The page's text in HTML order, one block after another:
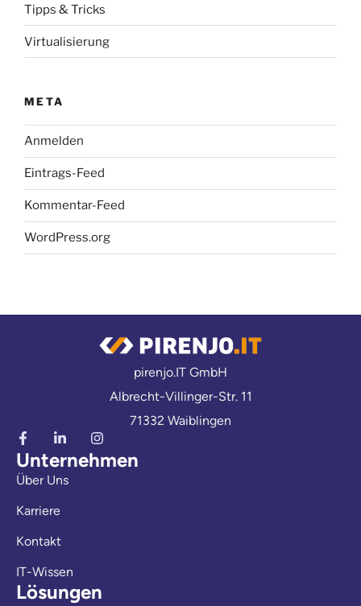
Tipps & Tricks
Virtualisierung
META
Anmelden
Eintrags-Feed
Kommentar-Feed
WordPress.org
pirenjo.IT GmbH
Albrecht-Villinger-Str. 11
71332 Waiblingen
Unternehmen
Über Uns
Karriere
Kontakt
IT-Wissen
Lösungen